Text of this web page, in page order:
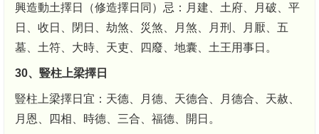
興造動土擇日（修造擇日同）忌：月建、土府、月破、平
日、收日、閉日、劫煞、災煞、月煞、月刑、月厭、五
墓、土符、大時、天吏、四廢、地囊、土王用事日。
30、豎柱上梁擇日
豎柱上梁擇日宜：天德、月德、天德合、月德合、天赦、
月恩、四相、時德、三合、福德、開日。